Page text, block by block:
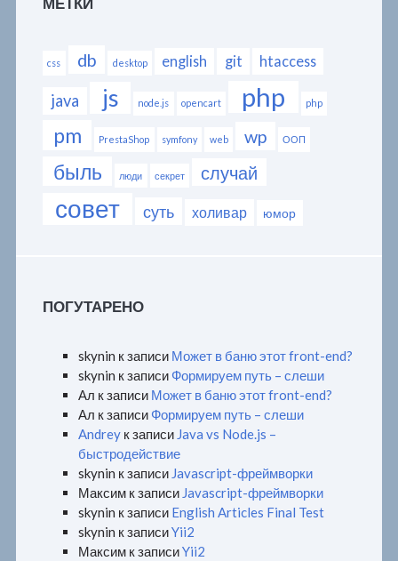
css db desktop english git htaccess
java js node.js opencart php php
pm PrestaShop symfony web wp ООП
быль люди секрет случай
совет суть холивар юмор
ПОГУТАРЕНО
skynin к записи Может в баню этот front-end?
skynin к записи Формируем путь – слеши
Ал к записи Может в баню этот front-end?
Ал к записи Формируем путь – слеши
Andrey к записи Java vs Node.js –
быстродействие
skynin к записи Javascript-фреймворки
Максим к записи Javascript-фреймворки
skynin к записи English Articles Final Test
skynin к записиYii2
Максим к записиYii2